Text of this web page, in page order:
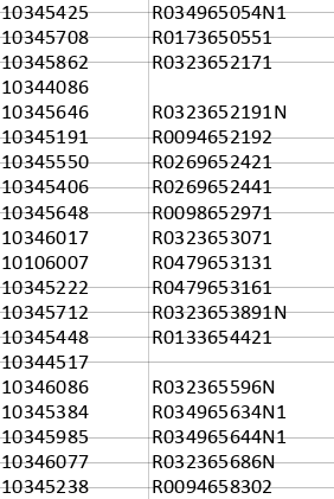
10345425
R034965054N1
10345708
R0173650551
10345862
R0323652171
10344086
10345646
R0323652191N
10345191
R0094652192
10345550
R0269652421
10345406
R0269652441
10345648
R0098652971
10346017
R0323653071
10106007
R0479653131
10345222
R0479653161
10345712
R0323653891N
10345448
R0133654421
10344517
10346086
R032365596N
10345384
R034965634N1
10345985
R034965644N1
10346077
R032365686N
10345238
R0094658302